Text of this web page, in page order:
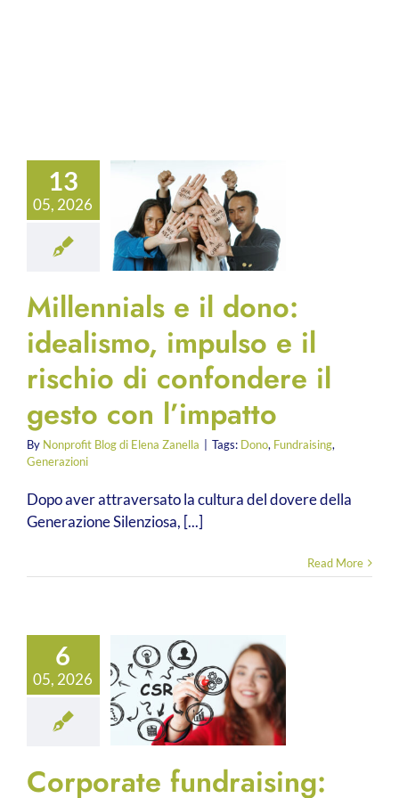
13
05, 2026
Millennials e il dono:
idealismo, impulso e il
rischio di confondere il
gesto con l’impatto
By Nonprofit Blog di Elena Zanella Tags: Dono, Fundraising,
Generazioni
Dopo aver attraversato la cultura del dovere della
Generazione Silenziosa, [...]
Read More
6
05, 2026
Corporate fundraising: